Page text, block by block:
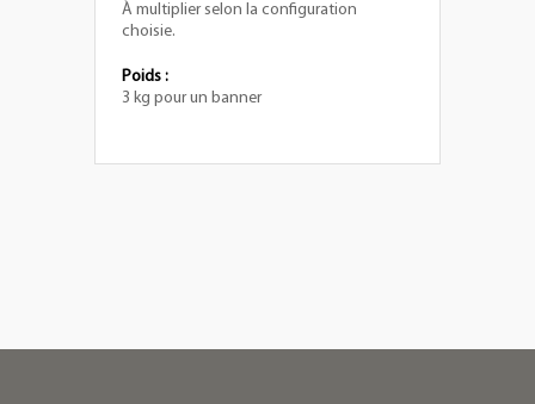
À multiplier selon la configuration
choisie.
Poids :
3 kg pour un banner